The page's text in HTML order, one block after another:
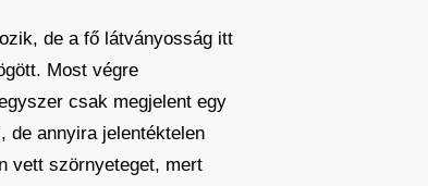
de a fő látványosság itt
Most végre
csak megjelent egy
de annyira jelentéktelen
vett szörnyeteget, mert